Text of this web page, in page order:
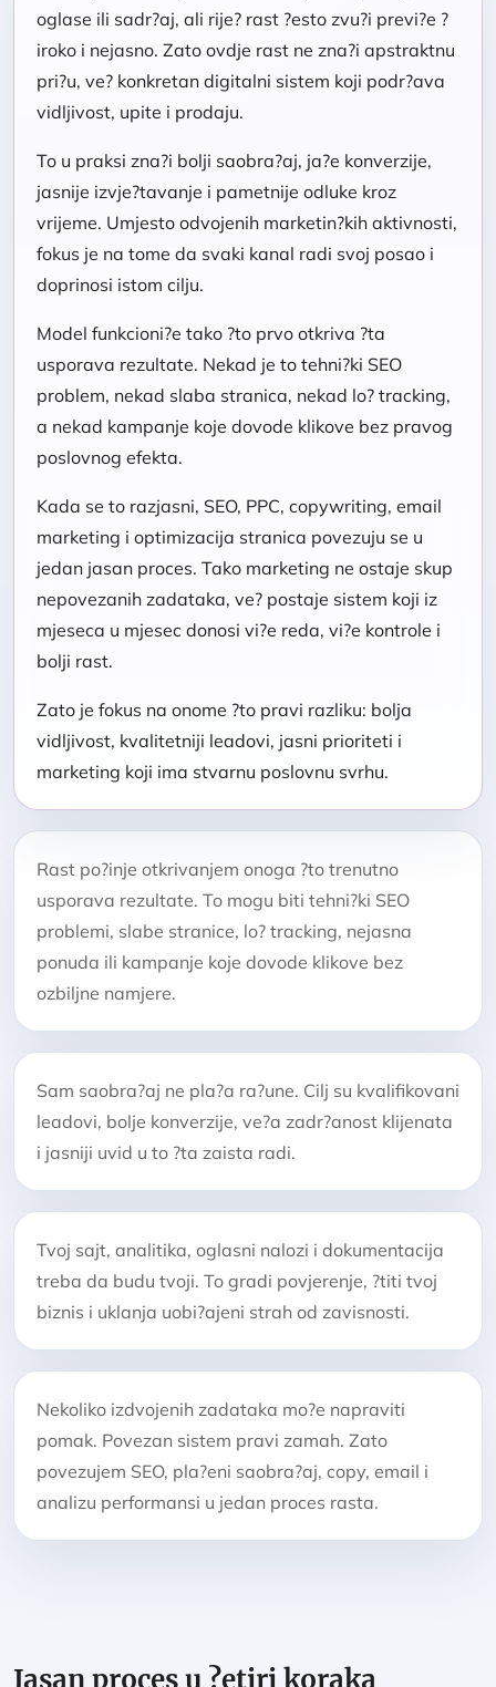
oglase ili sadr?aj, ali rije? rast ?esto zvu?i previ?e ?
iroko i nejasno. Zato ovdje rast ne zna?i apstraktnu
pri?u, ve? konkretan digitalni sistem koji podr?ava
vidljivost, upite i prodaju.
To u praksi zna?i bolji saobra?aj, ja?e konverzije,
jasnije izvje?tavanje i pametnije odluke kroz
vrijeme. Umjesto odvojenih marketin?kih aktivnosti,
fokus je na tome da svaki kanal radi svoj posao i
doprinosi istom cilju.
Model funkcioni?e tako ?to prvo otkriva ?ta
usporava rezultate. Nekad je to tehni?ki SEO
problem, nekad slaba stranica, nekad lo? tracking,
a nekad kampanje koje dovode klikove bez pravog
poslovnog efekta.
Kada se to razjasni, SEO, PPC, copywriting, email
marketing i optimizacija stranica povezuju se u
jedan jasan proces. Tako marketing ne ostaje skup
nepovezanih zadataka, ve? postaje sistem koji iz
mjeseca u mjesec donosi vi?e reda, vi?e kontrole i
bolji rast.
Zato je fokus na onome ?to pravi razliku: bolja
vidljivost, kvalitetniji leadovi, jasni prioriteti i
marketing koji ima stvarnu poslovnu svrhu.
Rast po?inje otkrivanjem onoga ?to trenutno
usporava rezultate. To mogu biti tehni?ki SEO
problemi, slabe stranice, lo? tracking, nejasna
ponuda ili kampanje koje dovode klikove bez
ozbiljne namjere.
Sam saobra?aj ne pla?a ra?une. Cilj su kvalifikovani
leadovi, bolje konverzije, ve?a zadr?anost klijenata
i jasniji uvid u to ?ta zaista radi.
Tvoj sajt, analitika, oglasni nalozi i dokumentacija
treba da budu tvoji. To gradi povjerenje, ?titi tvoj
biznis i uklanja uobi?ajeni strah od zavisnosti.
Nekoliko izdvojenih zadataka mo?e napraviti
pomak. Povezan sistem pravi zamah. Zato
povezujem SEO, pla?eni saobra?aj, copy, email i
analizu performansi u jedan proces rasta.
Jasan proces u ?etiri koraka